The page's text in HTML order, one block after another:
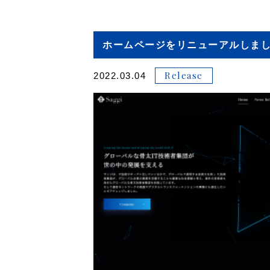
ホームページをリニューアルしま
2022.03.04 Release